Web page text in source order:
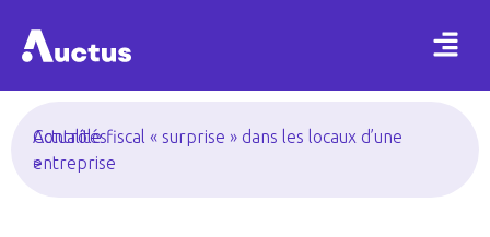
Actualités
>
Contrôle fiscal « surprise » dans les locaux d’une
entreprise